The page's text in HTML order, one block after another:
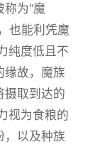
为“魔
也能利凭魔
纯度低且不
缘故，魔族
摄取到达的
视为食粮的
，以及种族